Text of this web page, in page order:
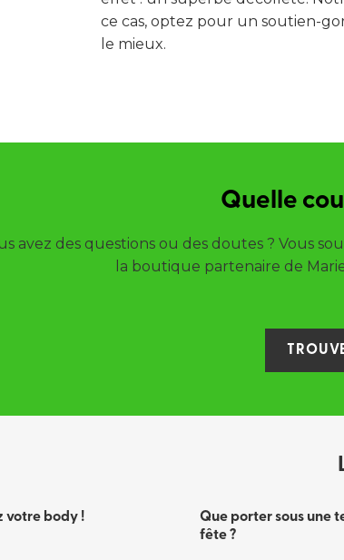
ce cas, optez pour un soutien-
le mieux.
Quelle
avez des questions ou des doutes ? Vous
la boutique partenaire de
votre body !
Que porter sous une
fête ?